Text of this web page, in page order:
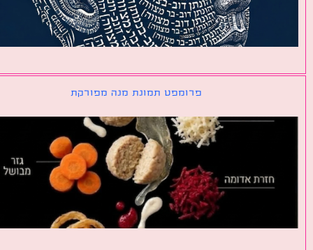
פרומפט תמונת מנה מפורקת